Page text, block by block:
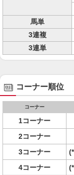
馬単
3連複
3連単
コーナー順位
コーナー
1コーナー
2コーナー
3コーナー
4コーナー